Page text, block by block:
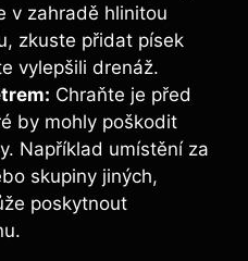
v zahradě hlinitou
zkuste přidat písek
vylepšili drenáž.
Chraňte je před
by mohly poškodit
Například umístění za
skupiny jiných,
poskytnout